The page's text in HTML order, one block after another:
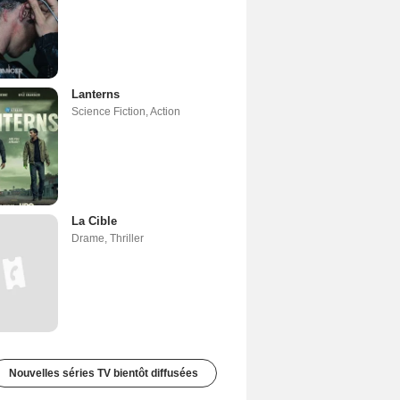
Lanterns
Science Fiction,Action
La Cible
Drame, Thriller
Nouvelles séries TV bientôt diffusées